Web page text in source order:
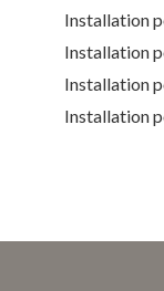
Installation
Installation
Installation
Installation